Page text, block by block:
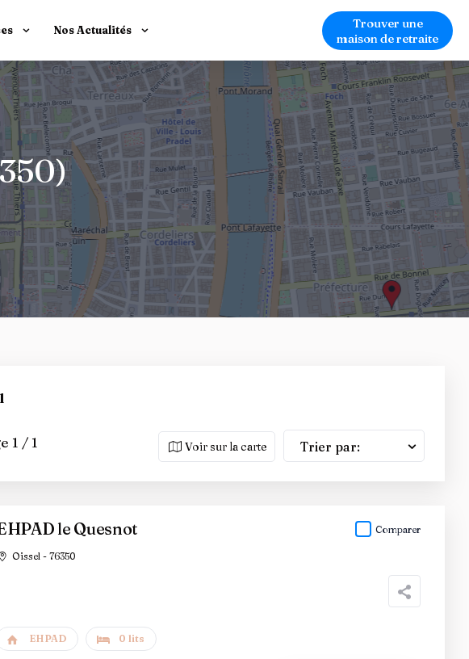
Nos Actualités
Trouver une
maison de retraite
1 / 1 Voir sur la carte Trier par:
le Quesnot
Oissel - 76350
Comparer
EHPAD 0 lits